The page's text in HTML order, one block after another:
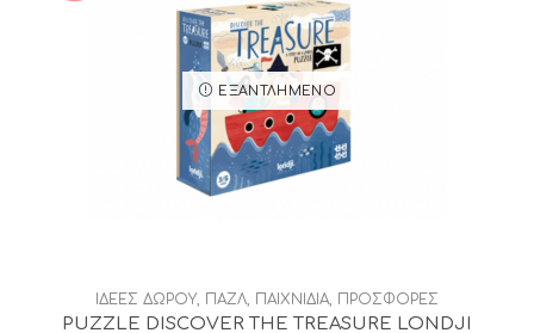
ΕΞΑΝΤΛΗΜΈΝΟ
ΙΔΕΕΣ ΔΩΡΟΥ, ΠΑΖΛ ΠΑΙΧΝΙΔΙΑ ΠΡΟΣΦΟΡΕΣ
PUZZLE DISCOVER THE TREASURE LONDJI